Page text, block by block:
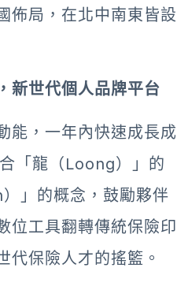
佈局，在北中南東皆設
新世代個人品牌平台
能，一年內快速成長成
「龍（Loong）」的
」的概念，鼓勵夥伴
位工具翻轉傳統保險印
代保險人才的搖籃。